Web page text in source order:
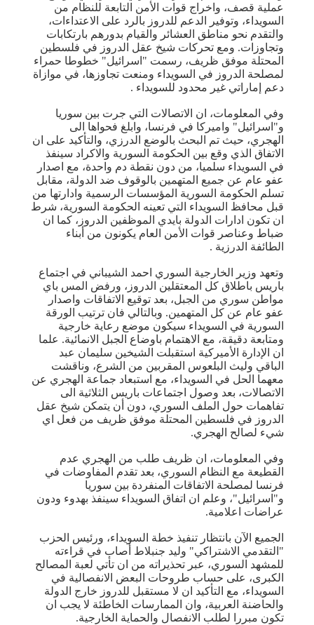
عملية قصف، واخراج قوات الأمن التابعة للنظام من
السويداء، وتوفير الدعم للدروز بالرد على الاعتداءات،
والتقدم نحو مناطق العشائر والقيام بدورهم بارتكابات
وتجاوزات. ومع تحركات شيخ عقل الدروز في فلسطين
المحتلة موفق ظريف، رسمت "اسرائيل" خطوطا حمراء
لمصلحة الدروز في السويداء ومنعت تجاوزها، في موازاة
دعم إماراتي غير محدود للسويداء .
وفي المعلومات، ان الاتصالات التي جرت بين سوريا
و"اسرائيل" واميركا في فرنسا، وابلغ فحواها الى
الهجري، حيث تم البحث بالوضع الدرزي، والتأكيد على ان
الاتفاق الذي وقع بين الحكومة السورية والاكراد سينفذ
في السويداء سلميا، من دون نقطة دم واحدة، مع اصدار
عفو عام عن جميع المتهمين بالوقوف ضد الدولة، مقابل
تسلم الحكومة السورية المؤسسات الرسمية وادارتها من
قبل محافظ السويداء التي تعينه الحكومة السورية، شرط
ان تكون ادارات الدولة بايدي الموظفين الدروز، كما ان
ضباط وعناصر قوات الأمن العام يكونون من أبناء
الطائفة الدرزية .
وتعهد وزير الخارجية السوري احمد الشيباني في اجتماع
باريس باطلاق كل المعتقلين الدروز، ورفض المس باي
مواطن سوري من الجبل، بعد توقيع الاتفاقات واصدار
عفو عام عن كل المتهمين. وبالتالي فان ترتيب الورقة
السورية في السويداء سيكون موضع رعاية خارجية
ومتابعة دقيقة، مع الاهتمام باوضاع الجبل الانمائية. علما
ان الإدارة الأميركية استقبلت الشيخين سليمان عبد
الباقي وليث البلعوس المقربين من الشرع، وناقشت
معهما الحل في السويداء، مع استبعاد جماعة الهجري عن
الاتصالات، بعد وصول اجتماعات باريس الثلاثية الى
تفاهمات حول الملف السوري، دون أن يتمكن شيخ عقل
الدروز في فلسطين المحتلة موفق ظريف من فعل اي
شيء لصالح الهجري.
وفي المعلومات، ان ظريف طلب من الهجري عدم
القطيعة مع النظام السوري، بعد تقدم المفاوضات في
فرنسا لمصلحة الاتفاقات المنفردة بين سوريا
و"اسرائيل"، وعلم ان اتفاق السويداء سينفذ بهدوء ودون
عراضات اعلامية.
الجميع الآن بانتظار تنفيذ خطة السويداء، ورئيس الحزب
"التقدمي الاشتراكي" وليد جنبلاط أصاب في قراءته
للمشهد السوري، عبر تحذيراته من ان تأتي لعبة المصالح
الكبرى، على حساب طروحات البعض الانفصالية في
السويداء، مع التأكيد ان لا مستقبل للدروز خارج الدولة
والحاضنة العربية، وان الممارسات الخاطئة لا يجب ان
تكون مبررا لطلب الانفصال والحماية الخارجية.